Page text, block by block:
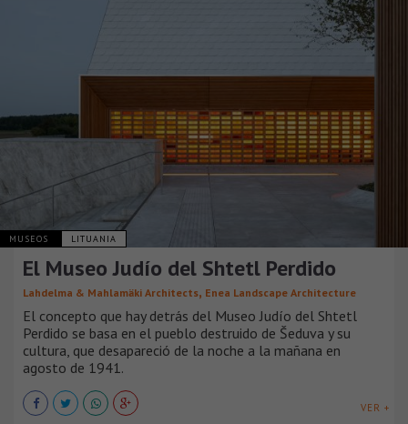
MUSEOS LITUANIA
El Museo Judío del Shtetl Perdido
Lahdelma & Mahlamäki Architects, Enea Landscape Architecture
El concepto que hay detrás del Museo Judío del Shtetl
Perdido se basa en el pueblo destruido de Šeduva y su
cultura, que desapareció de la noche a la mañana en
agosto de 1941.
VER +